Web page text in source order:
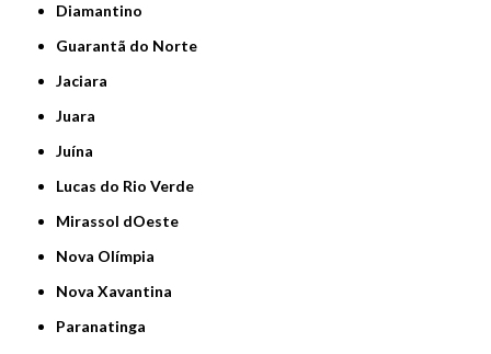
Diamantino
Guarantã do Norte
Jaciara
Juara
Juína
Lucas do Rio Verde
Mirassol dOeste
Nova Olímpia
Nova Xavantina
Paranatinga